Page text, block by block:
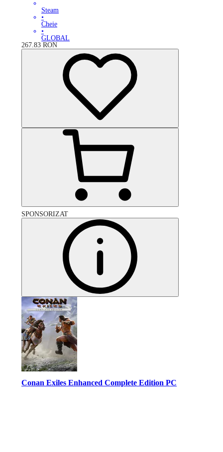
Steam
•
Cheie
•
GLOBAL
267.83 RON
SPONSORIZAT
Conan Exiles Enhanced Complete Edition PC